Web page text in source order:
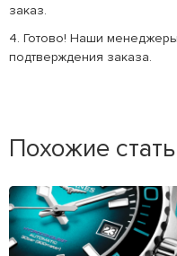
заказ.
4. Готово! Наши
подтверждения заказа.
Похожие